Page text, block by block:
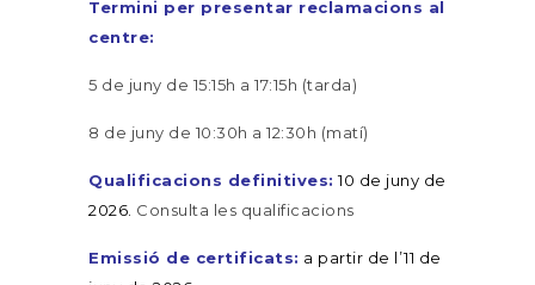
Termini per presentar reclamacions al
centre:
5 de juny de 15:15h a 17:15h (tarda)
8 de juny de 10:30h a 12:30h (matí)
Qualificacions definitives: 10 de juny de
2026. Consulta les qualificacions
Emissió de certificats: a partir de l’11 de